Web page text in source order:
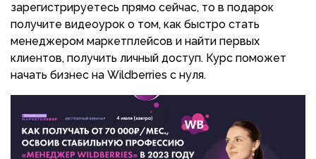
зарегистрируетесь прямо сейчас, то в подарок
получите видеоурок о том, как быстро стать
менеджером маркетплейсов и найти первых
клиентов, получить личный доступ. Курс поможет
начать бизнес на Wildberries с нуля.